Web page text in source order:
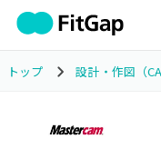
トップ 設計・作図（